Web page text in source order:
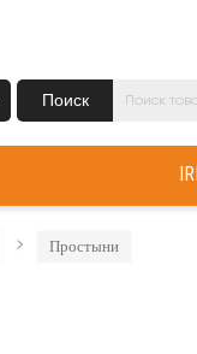
Поиск
Простыни